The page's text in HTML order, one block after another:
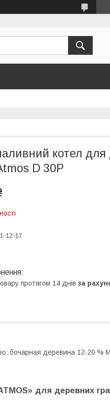
котел для
D 30P
12-17
протягом 14 днів за
бочарная деревина 12-20 %
для деревних